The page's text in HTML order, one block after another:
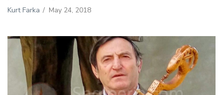
Kurt Farka / May 24, 2018